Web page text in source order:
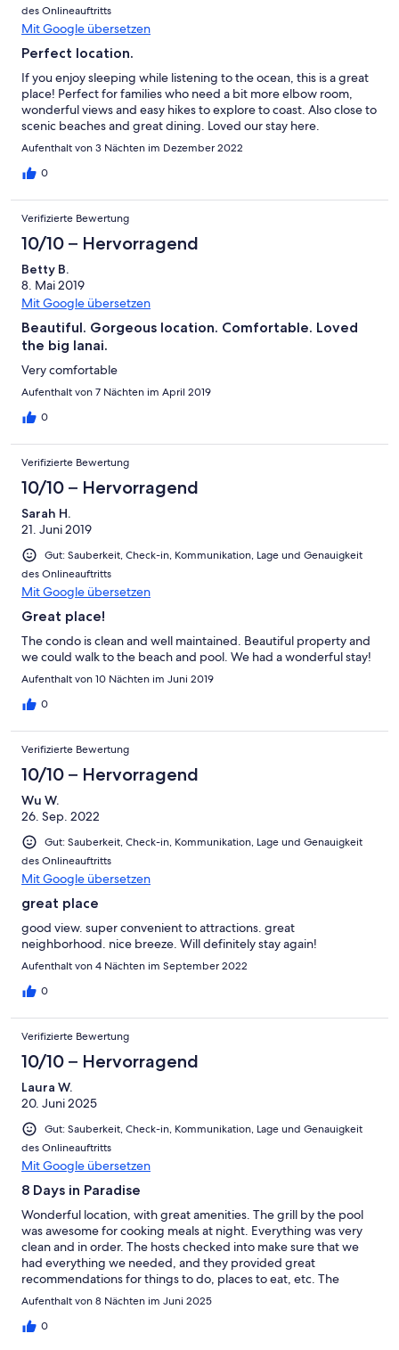
des Onlineauftritts
Mit Google übersetzen
Perfect location.
If you enjoy sleeping while listening to the ocean, this is a great
place! Perfect for families who need a bit more elbow room,
wonderful views and easy hikes to explore to coast. Also close to
scenic beaches and great dining. Loved our stay here.
Aufenthalt von 3 Nächten im Dezember 2022
0
Verifizierte Bewertung
10/10 – Hervorragend
Betty B.
8. Mai 2019
Mit Google übersetzen
Beautiful. Gorgeous location. Comfortable. Loved
the big lanai.
Very comfortable
Aufenthalt von 7 Nächten im April 2019
0
Verifizierte Bewertung
10/10 – Hervorragend
Sarah H.
21. Juni 2019
Gut: Sauberkeit, Check-in, Kommunikation, Lage und Genauigkeit
des Onlineauftritts
Mit Google übersetzen
Great place!
The condo is clean and well maintained. Beautiful property and
we could walk to the beach and pool. We had a wonderful stay!
Aufenthalt von 10 Nächten im Juni 2019
0
Verifizierte Bewertung
10/10 – Hervorragend
Wu W.
26. Sep. 2022
Gut: Sauberkeit, Check-in, Kommunikation, Lage und Genauigkeit
des Onlineauftritts
Mit Google übersetzen
great place
good view. super convenient to attractions. great
neighborhood. nice breeze. Will definitely stay again!
Aufenthalt von 4 Nächten im September 2022
0
Verifizierte Bewertung
10/10 – Hervorragend
Laura W.
20. Juni 2025
Gut: Sauberkeit, Check-in, Kommunikation, Lage und Genauigkeit
des Onlineauftritts
Mit Google übersetzen
8 Days in Paradise
Wonderful location, with great amenities. The grill by the pool
was awesome for cooking meals at night. Everything was very
clean and in order. The hosts checked into make sure that we
had everything we needed, and they provided great
recommendations for things to do, places to eat, etc. The
boogie boards and beach towels were very nice to have as well.
Aufenthalt von 8 Nächten im Juni 2025
0